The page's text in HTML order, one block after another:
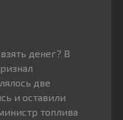
денег? В
две
и оставили
топлива